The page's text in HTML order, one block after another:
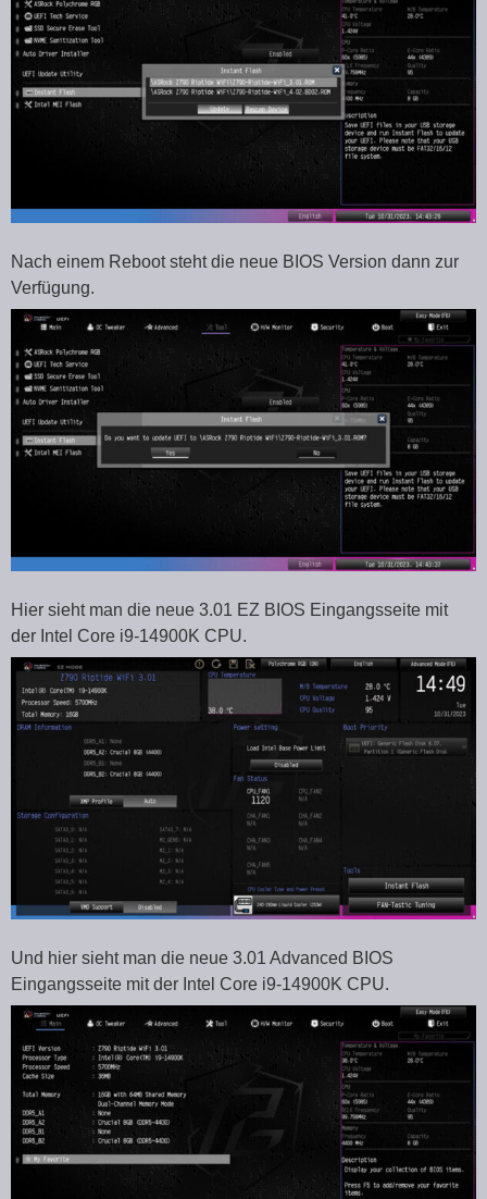
Nach einem Reboot steht die neue BIOS Version dann zur
Verfügung.
Hier sieht man die neue 3.01 EZ BIOS Eingangsseite mit
der Intel Core i9-14900K CPU.
Und hier sieht man die neue 3.01 Advanced BIOS
Eingangsseite mit der Intel Core i9-14900K CPU.